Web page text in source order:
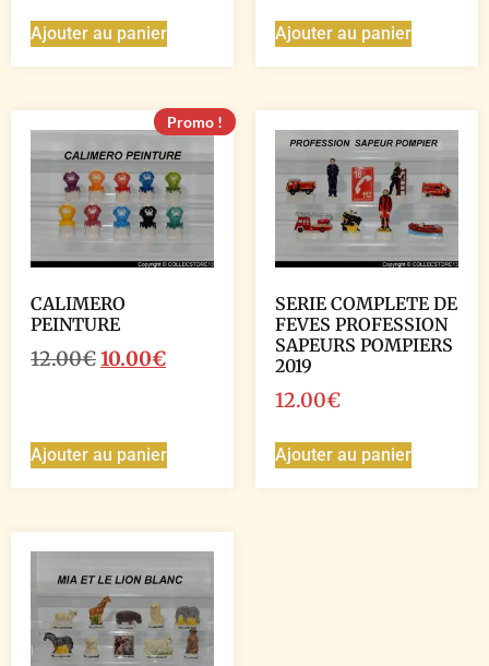
Ajouter au panier Ajouter au panier
Promo !
CALIMERO
PEINTURE
12.00€10.00€
Ajouter au panier
SERIE COMPLETE DE
FEVES PROFESSION
SAPEURS POMPIERS
2019
12.00€
Ajouter au panier